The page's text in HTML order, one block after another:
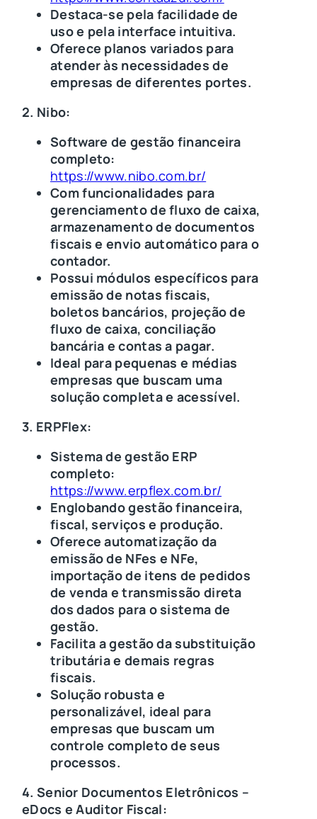
Destaca-se pela facilidade de
uso e pela interface intuitiva.
Oferece planos variados para
atender às necessidades de
empresas de diferentes portes.
2. Nibo:
Software de gestão financeira
completo:
https://www.nibo.com.br/
Com funcionalidades para
gerenciamento de fluxo de caixa,
armazenamento de documentos
fiscais e envio automático para o
contador.
Possui módulos específicos para
emissão de notas fiscais,
boletos bancários, projeção de
fluxo de caixa, conciliação
bancária e contas a pagar.
Ideal para pequenas e médias
empresas que buscam uma
solução completa e acessível.
3. ERPFlex:
Sistema de gestão ERP
completo:
https://www.erpflex.com.br/
Englobando gestão financeira,
fiscal, serviços e produção.
Oferece automatização da
emissão de NFes e NFe,
importação de itens de pedidos
de venda e transmissão direta
dos dados para o sistema de
gestão.
Facilita a gestão da substituição
tributária e demais regras
fiscais.
Solução robusta e
personalizável, ideal para
empresas que buscam um
controle completo de seus
processos.
4. Senior Documentos Eletrônicos –
eDocs e Auditor Fiscal: